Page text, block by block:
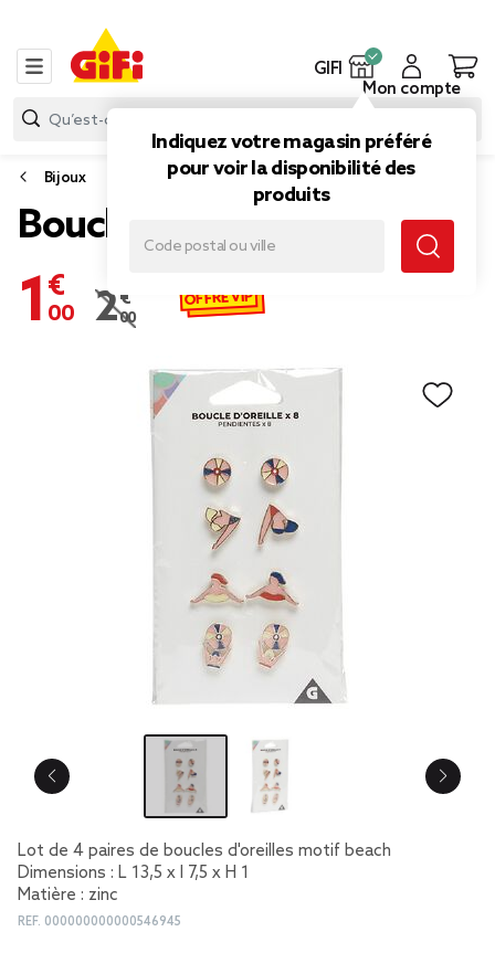
GIFI
Indiquez votre magasin préféré
pour voir la disponibilité des
produits
Mon compte
Bijoux
Boucle d'oreille beach (x8)
1,00 €
Prix remisé de 2,00 € à 1,00 €
2,00 € OFFRE VIP
Lot de 4 paires de boucles d'oreilles motif beach
Dimensions : L 13,5 x l 7,5 x H 1
Matière : zinc
REF. 000000000000546945